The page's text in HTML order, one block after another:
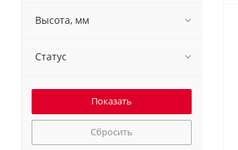
Высота, мм
Статус
Сбросить